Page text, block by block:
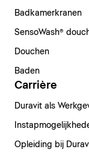
Badkamerkranen
SensoWash®
Douchen
Baden
Carrière
Duravit als
Opleiding bij